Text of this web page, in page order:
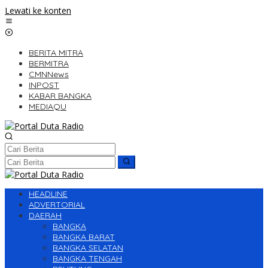
Lewati ke konten
BERITA MITRA
BERMITRA
CMNNews
INPOST
KABAR BANGKA
MEDIAQU
HEADLINE
ADVERTORIAL
DAERAH
BANGKA
BANGKA BARAT
BANGKA SELATAN
BANGKA TENGAH